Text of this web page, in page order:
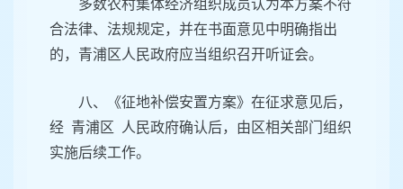
多数农村集体经济组织成员认为本方案不符
合法律、法规规定，并在书面意见中明确指出
的，青浦区人民政府应当组织召开听证会。
八、《征地补偿安置方案》在征求意见后，
经 青浦区 人民政府确认后，由区相关部门组织
实施后续工作。